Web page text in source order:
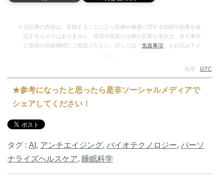
※当記事の内容は、実践することにより医療や健康に関する効能や効果を保
証するものではありません。怪我や病気の治療が必要な場合は、必ず事前
に医師や医療機関にご相談ください。詳しくは「 免責事項 」をお読み下さ
い。
執筆 : GTC
★参考になったと思ったら是非ソーシャルメディアで
シェアしてください！
タグ : AI , アンチエイジング, バイオテクノロジー, パーソ
ナライズヘルスケア, 睡眠科学